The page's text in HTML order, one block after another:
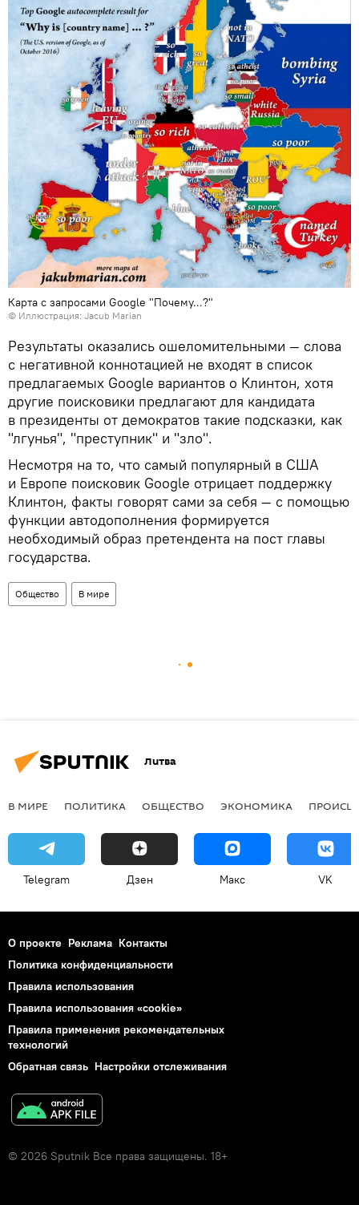
Карта с запросами Google "Почему...?"
© Иллюстрация: Jacub Marian
Результаты оказались ошеломительными — слова
с негативной коннотацией не входят в список
предлагаемых Google вариантов о Клинтон, хотя
другие поисковики предлагают для кандидата
в президенты от демократов такие подсказки, как
"лгунья", "преступник" и "зло".
Несмотря на то, что самый популярный в США
и Европе поисковик Google отрицает поддержку
Клинтон, факты говорят сами за себя — с помощью
функции автодополнения формируется
необходимый образ претендента на пост главы
государства.
Общество В мире
Литва
В МИРЕ ПОЛИТИКА ОБЩЕСТВО ЭКОНОМИКА
Telegram Дзен Макс VK
О проекте Реклама Контакты
Политика конфиденциальности
Правила использования
Правила использования «cookie»
Правила применения рекомендательных
технологий
Обратная связь Настройки отслеживания
© 2026 Sputnik Все права защищены. 18+